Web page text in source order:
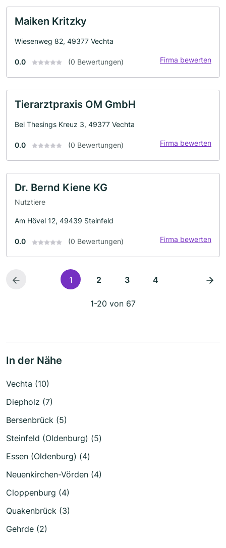
Maiken Kritzky
Wiesenweg 82, 49377 Vechta
0.0 (0 Bewertungen) Firma bewerten
Tierarztpraxis OM GmbH
Bei Thesings Kreuz 3, 49377 Vechta
0.0 (0 Bewertungen) Firma bewerten
Dr. Bernd Kiene KG
Nutztiere
Am Hövel 12, 49439 Steinfeld
0.0 (0 Bewertungen) Firma bewerten
1 2 3 4
1-20 von 67
In der Nähe
Vechta (10)
Diepholz (7)
Bersenbrück (5)
Steinfeld (Oldenburg) (5)
Essen (Oldenburg) (4)
Neuenkirchen-Vörden (4)
Cloppenburg (4)
Quakenbrück (3)
Gehrde (2)